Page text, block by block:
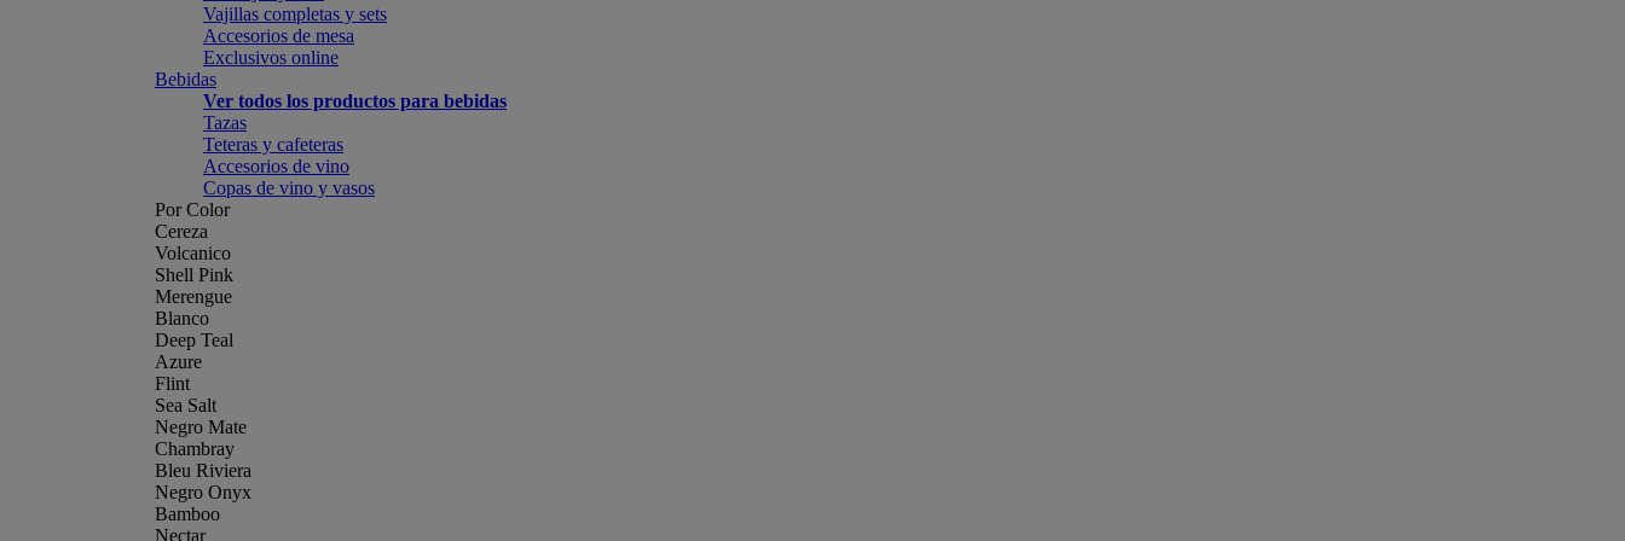
Vajillas completas y sets
Accesorios de mesa
Exclusivos online
Bebidas
Ver todos los productos para bebidas
Tazas
Teteras y cafeteras
Accesorios de vino
Copas de vino y vasos
Por Color
Cereza
Volcanico
Shell Pink
Merengue
Blanco
Deep Teal
Azure
Flint
Sea Salt
Negro Mate
Chambray
Bleu Riviera
Negro Onyx
Bamboo
Nectar